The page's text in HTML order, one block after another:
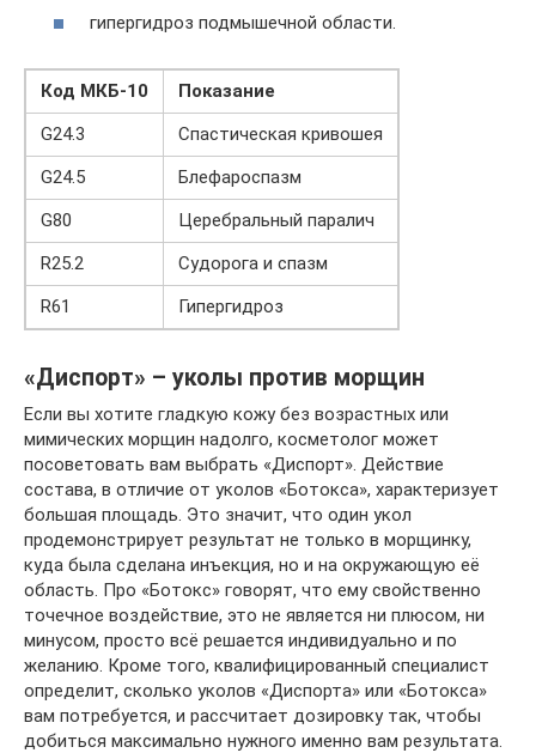
гипергидроз подмышечной области.
Код МКБ-10
Показание
G24.3
Спастическая кривошея
G24.5
Блефароспазм
G80
Церебральный паралич
R25.2
Судорога и спазм
R61
Гипергидроз
«Диспорт» – уколы против морщин
Если вы хотите гладкую кожу без возрастных или
мимических морщин надолго, косметолог может
посоветовать вам выбрать «Диспорт». Действие
состава, в отличие от уколов «Ботокса», характеризует
большая площадь. Это значит, что один укол
продемонстрирует результат не только в морщинку,
куда была сделана инъекция, но и на окружающую её
область. Про «Ботокс» говорят, что ему свойственно
точечное воздействие, это не является ни плюсом, ни
минусом, просто всё решается индивидуально и по
желанию. Кроме того, квалифицированный специалист
определит, сколько уколов «Диспорта» или «Ботокса»
вам потребуется, и рассчитает дозировку так, чтобы
добиться максимально нужного именно вам результата.